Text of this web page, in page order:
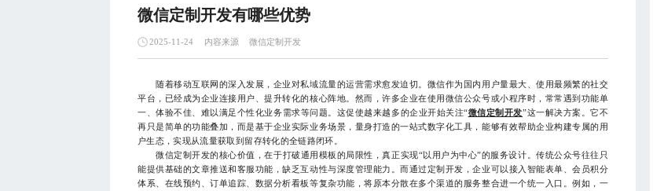
微信定制开发有哪些优势
2025-11-24 内容来源 微信定制开发
随着移动互联网的深入发展，企业对私域流量的运营需求愈发迫切。微信作为国内用户量最大、使用最频繁的社交
平台，已经成为企业连接用户、提升转化的核心阵地。然而，许多企业在使用微信公众号或小程序时，常常遇到功能单
一、体验不佳、难以满足个性化业务需求等问题。这促使越来越多的企业开始关注“微信定制开发”这一解决方案。它不
再只是简单的功能叠加，而是基于企业实际业务场景，量身打造的一站式数字化工具，能够有效帮助企业构建专属的用
户生态，实现从流量获取到留存转化的全链路闭环。
微信定制开发的核心价值，在于打破通用模板的局限性，真正实现“以用户为中心”的服务设计。传统公众号往往只
能提供基础的文章推送和客服功能，缺乏互动性与深度管理能力。而通过定制开发，企业可以接入智能表单、会员积分
体系、在线预约、订单追踪、数据分析看板等复杂功能，将原本分散在多个渠道的服务整合进一个统一入口。例如，一